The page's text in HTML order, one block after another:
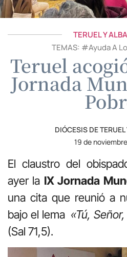
TERUEL Y
TEMAS: #Ayuda A
Teruel
Jornada
DIÓCESIS DE
19 de
El claustro del
ayer la IX Jornada
una cita que reunió a
bajo el lema «Tú,
(Sal 71,5).